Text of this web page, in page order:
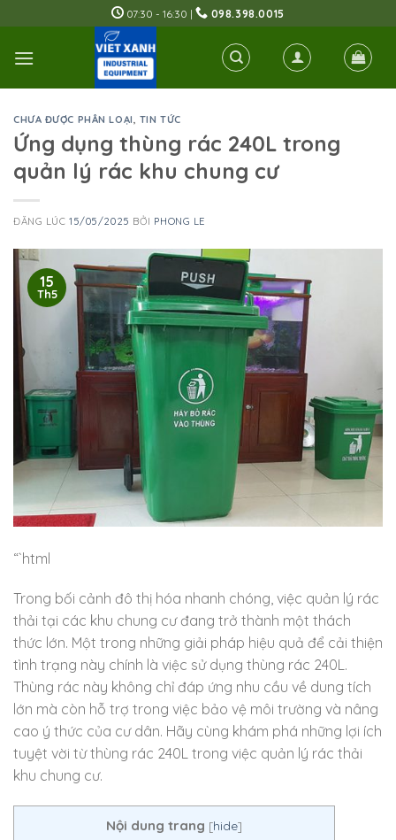
to
content
07:30 - 16:30 | 098.398.0015
CHƯA ĐƯỢC PHÂN LOẠI, TIN TỨC
Ứng dụng thùng rác 240L trong
quản lý rác khu chung cư
ĐĂNG LÚC15/05/2025 BỞI PHONG LE
15
Th5
“`html
Trong bối cảnh đô thị hóa nhanh chóng, việc quản lý rác
thải tại các khu chung cư đang trở thành một thách
thức lớn. Một trong những giải pháp hiệu quả để cải thiện
tình trạng này chính là việc sử dụng thùng rác 240L.
Thùng rác này không chỉ đáp ứng nhu cầu về dung tích
lớn mà còn hỗ trợ trong việc bảo vệ môi trường và nâng
cao ý thức của cư dân. Hãy cùng khám phá những lợi ích
tuyệt vời từ thùng rác 240L trong việc quản lý rác thải
khu chung cư.
Nội dung trang [hide]